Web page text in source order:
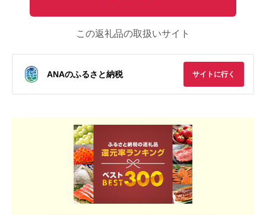
この返礼品の取扱いサイト
ANAのふるさと納税 サイトに行く